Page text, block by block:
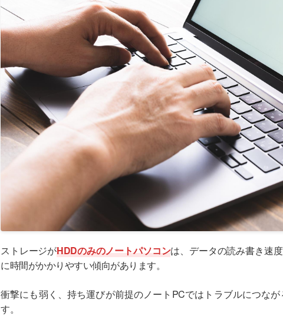
ストレージがHDDのみのノートパソコンは、データの読み書き速
に時間がかかりやすい傾向があります。
衝撃にも弱く、持ち運びが前提のノートPCではトラブルにつな
す。